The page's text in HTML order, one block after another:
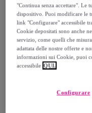
79,99 €
-37%
Venduto da
Consegna
"Continua senza accettare". Le
dispositivo. Puoi modificare le
link "Configurare" accessibile
Cookie depositati sono anche
servizio, come quelli che
adattata delle nostre offerte e
informazioni sui Cookie, puoi
accessibile QUI.
Configurare